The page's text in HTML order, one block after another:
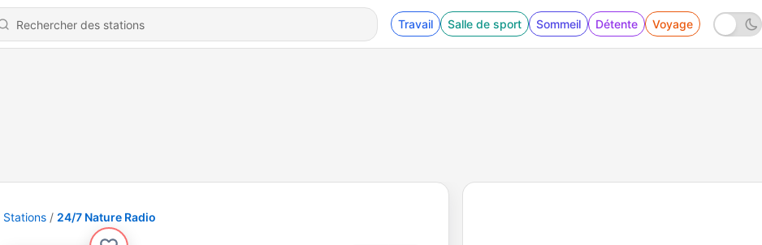
Travail Salle de sport Sommeil Détente Voyage
Stations 24/7 Nature Radio